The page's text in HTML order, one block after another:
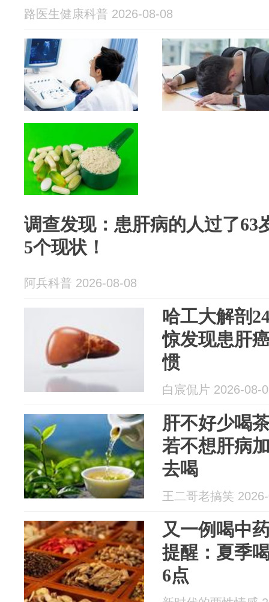
路医生健康科普 2026-08-08
调查发现：患肝病的人过了63
5个现状！
阿兵科普 2026-08-08
哈工大解剖
惊发现患肝
惯
白宸侃片 2026-08-
肝不好少喝
若不想肝病
去喝
王二哥老搞笑
又一例喝中
提醒：夏季
6点